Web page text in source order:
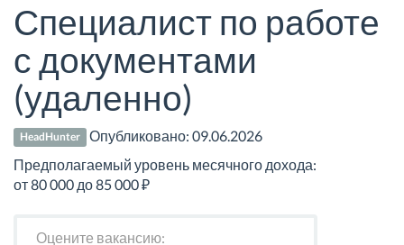
Специалист по работе
с документами
(удаленно)
HeadHunter Опубликовано:09.06.2026
Предполагаемый уровень месячного дохода:
от 80 000 до 85 000 ₽
Оцените вакансию: